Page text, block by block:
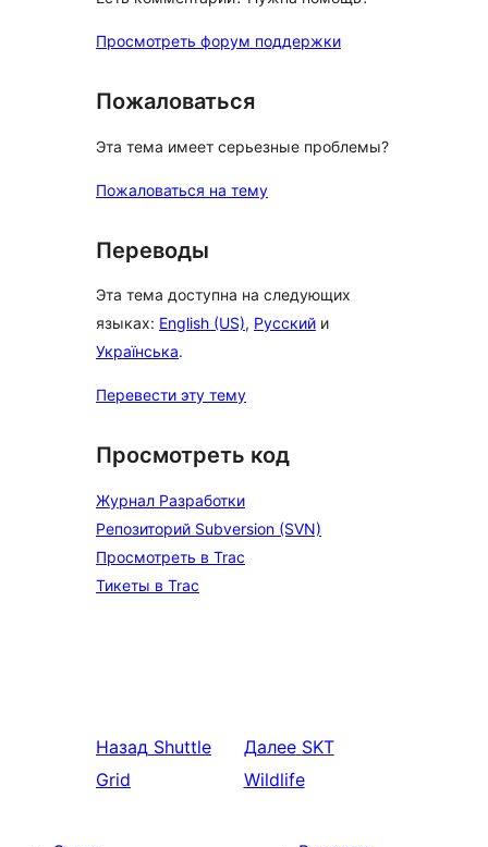
Просмотреть форум поддержки
Пожаловаться
Эта тема имеет серьезные проблемы?
Пожаловаться на тему
Переводы
Эта тема доступна на следующих
языках: English (US), Русский и
Українська.
Перевести эту тему
Просмотреть код
Журнал Разработки
Репозиторий Subversion (SVN)
Просмотреть в Trac
Тикеты в Trac
Назад Shuttle
Grid
Далее SKT
Wildlife